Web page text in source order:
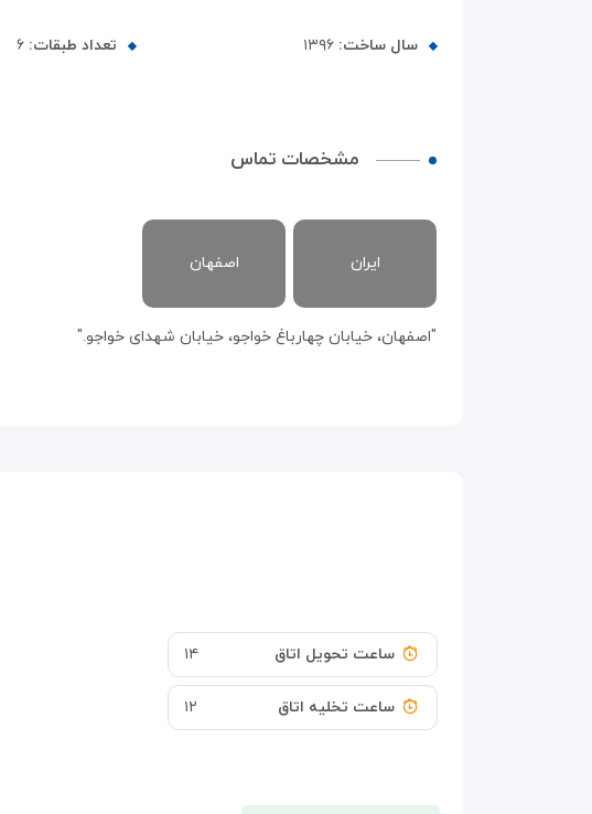
سال ساخت: ۱۳۹۶ تعداد طبقات: ۶
مشخصات تماس
ایران اصفهان
"اصفهان، خیابان چهارباغ خواجو، خیابان شهدای خواجو."
ساعت تحویل اتاق ۱۴
ساعت تخلیه اتاق ۱۲